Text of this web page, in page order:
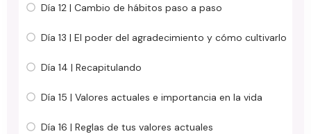
Día 12 | Cambio de hábitos paso a paso
Día 13 | El poder del agradecimiento y cómo cultivarlo
Día 14 | Recapitulando
Día 15 | Valores actuales e importancia en la vida
Día 16 | Reglas de tus valores actuales